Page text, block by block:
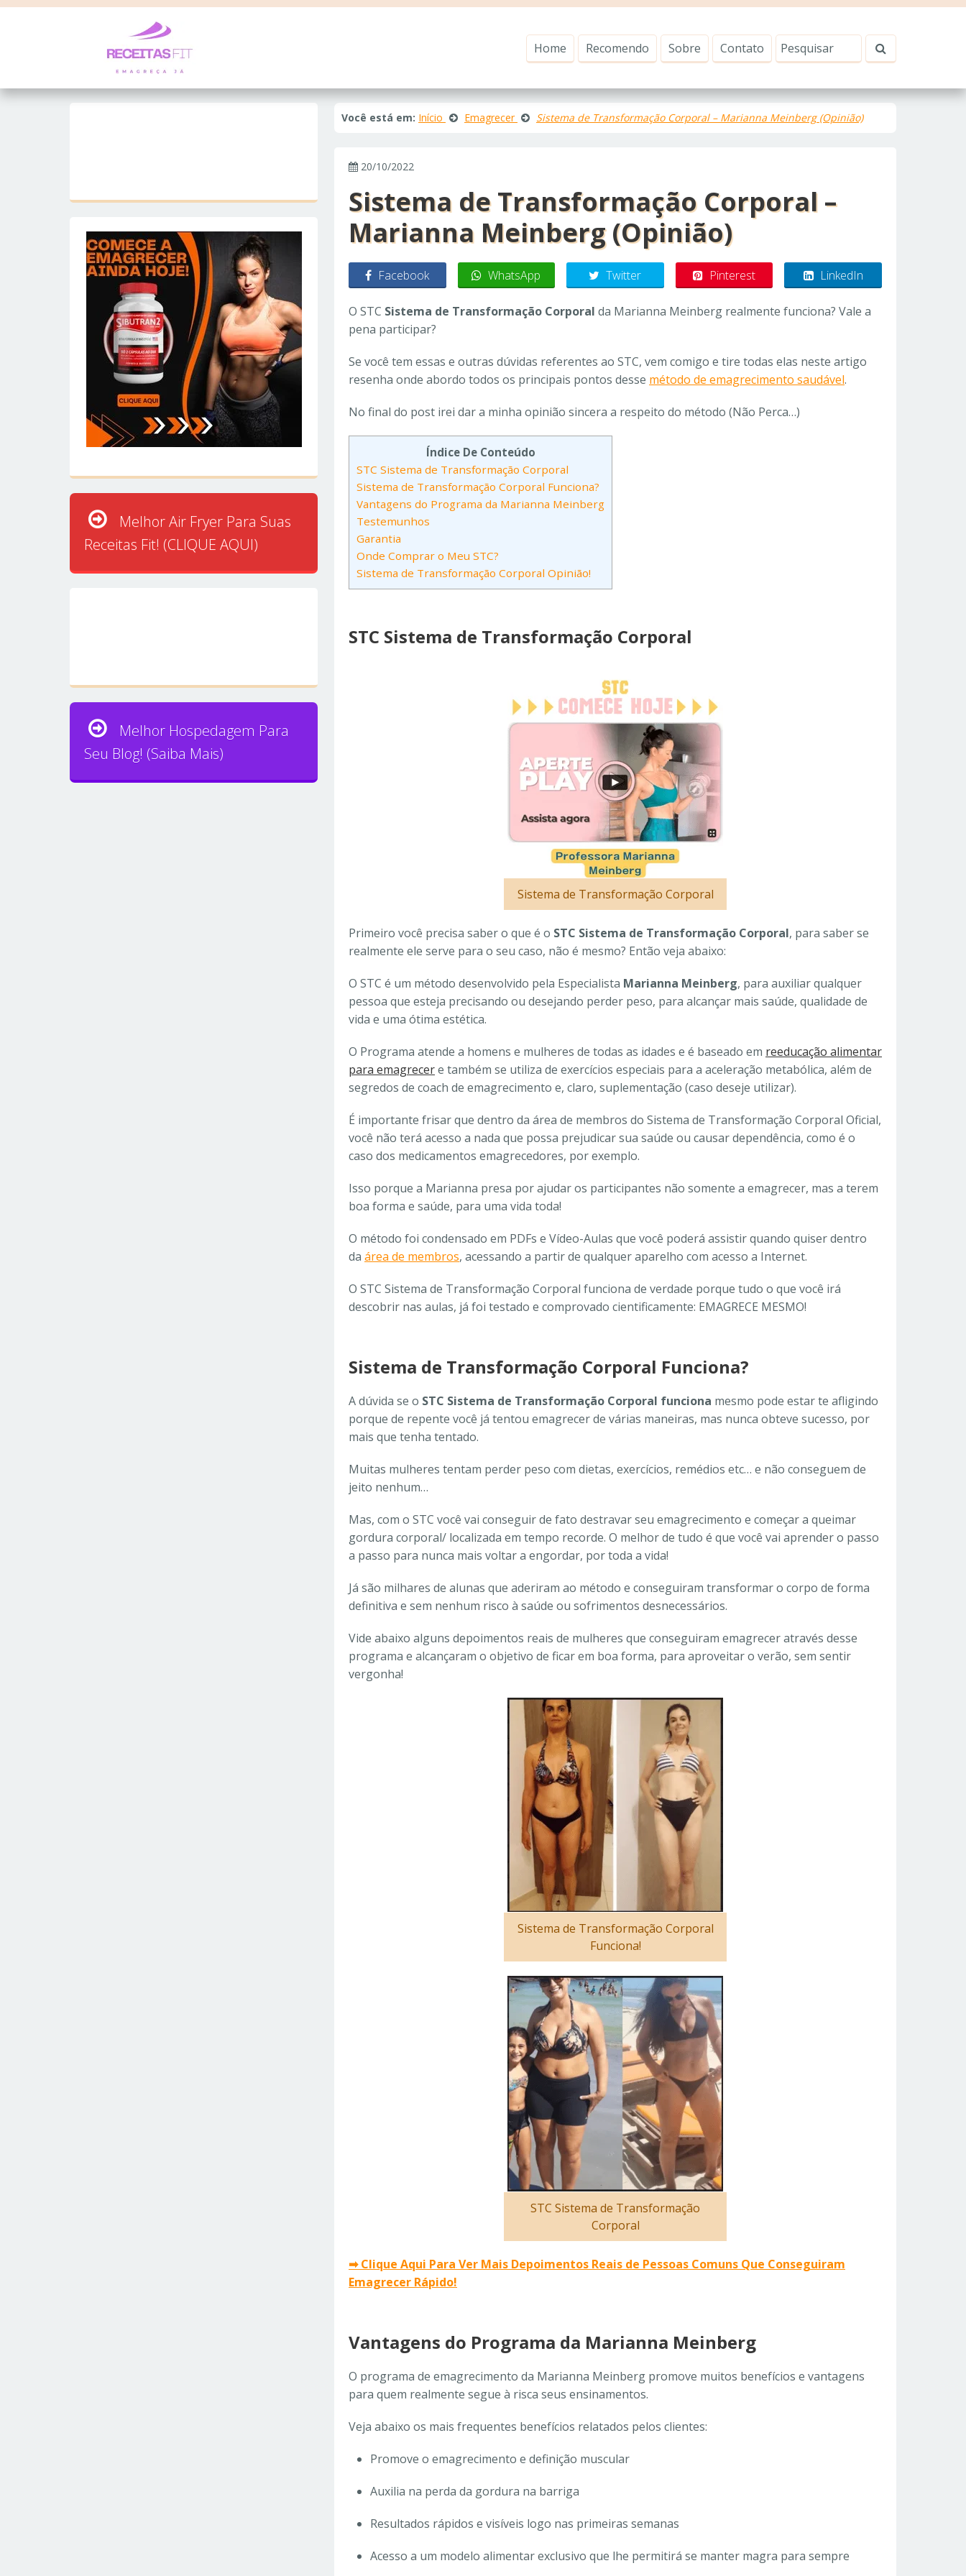
Home Recomendo Sobre Contato
Você está em: Início Emagrecer Sistema de Transformação Corporal – Marianna Meinberg (Opinião)
20/10/2022
Sistema de Transformação Corporal –
Marianna Meinberg (Opinião)
Facebook WhatsApp Twitter Pinterest LinkedIn
O STC Sistema de Transformação Corporal da Marianna Meinberg realmente funciona? Vale a
pena participar?
Se você tem essas e outras dúvidas referentes ao STC, vem comigo e tire todas elas neste artigo
resenha onde abordo todos os principais pontos desse método de emagrecimento saudável.
No final do post irei dar a minha opinião sincera a respeito do método (Não Perca…)
Índice De Conteúdo
STC Sistema de Transformação Corporal
Sistema de Transformação Corporal Funciona?
Vantagens do Programa da Marianna Meinberg
Testemunhos
Garantia
Onde Comprar o Meu STC?
Sistema de Transformação Corporal Opinião!
STC Sistema de Transformação Corporal
Sistema de Transformação Corporal
Primeiro você precisa saber o que é o STC Sistema de Transformação Corporal, para saber se
realmente ele serve para o seu caso, não é mesmo? Então veja abaixo:
O STC é um método desenvolvido pela Especialista Marianna Meinberg, para auxiliar qualquer
pessoa que esteja precisando ou desejando perder peso, para alcançar mais saúde, qualidade de
vida e uma ótima estética.
O Programa atende a homens e mulheres de todas as idades e é baseado em reeducação alimentar
para emagrecere também se utiliza de exercícios especiais para a aceleração metabólica, além de
segredos de coach de emagrecimento e, claro, suplementação (caso deseje utilizar).
É importante frisar que dentro da área de membros do Sistema de Transformação Corporal Oficial,
você não terá acesso a nada que possa prejudicar sua saúde ou causar dependência, como é o
caso dos medicamentos emagrecedores, por exemplo.
Isso porque a Marianna presa por ajudar os participantes não somente a emagrecer, mas a terem
boa forma e saúde, para uma vida toda!
O método foi condensado em PDFs e Vídeo-Aulas que você poderá assistir quando quiser dentro
da área de membros, acessando a partir de qualquer aparelho com acesso a Internet.
O STC Sistema de Transformação Corporal funciona de verdade porque tudo o que você irá
descobrir nas aulas, já foi testado e comprovado cientificamente: EMAGRECE MESMO!
Sistema de Transformação Corporal Funciona?
A dúvida se o STC Sistema de Transformação Corporal funciona mesmo pode estar te afligindo
porque de repente você já tentou emagrecer de várias maneiras, mas nunca obteve sucesso, por
mais que tenha tentado.
Muitas mulheres tentam perder peso com dietas, exercícios, remédios etc… e não conseguem de
jeito nenhum…
Mas, com o STC você vai conseguir de fato destravar seu emagrecimento e começar a queimar
gordura corporal/ localizada em tempo recorde. O melhor de tudo é que você vai aprender o passo
a passo para nunca mais voltar a engordar, por toda a vida!
Já são milhares de alunas que aderiram ao método e conseguiram transformar o corpo de forma
definitiva e sem nenhum risco à saúde ou sofrimentos desnecessários.
Vide abaixo alguns depoimentos reais de mulheres que conseguiram emagrecer através desse
programa e alcançaram o objetivo de ficar em boa forma, para aproveitar o verão, sem sentir
vergonha!
Sistema de Transformação Corporal
Funciona!
STC Sistema de Transformação
Corporal
➡ Clique Aqui Para Ver Mais Depoimentos Reais de Pessoas Comuns Que Conseguiram
Emagrecer Rápido!
Vantagens do Programa da Marianna Meinberg
O programa de emagrecimento da Marianna Meinberg promove muitos benefícios e vantagens
para quem realmente segue à risca seus ensinamentos.
Veja abaixo os mais frequentes benefícios relatados pelos clientes:
Promove o emagrecimento e definição muscular
Auxilia na perda da gordura na barriga
Resultados rápidos e visíveis logo nas primeiras semanas
Acesso a um modelo alimentar exclusivo que lhe permitirá se manter magra para sempre
Melhor Air Fryer Para Suas
Receitas Fit! (CLIQUE AQUI)
Melhor Hospedagem Para
Seu Blog! (Saiba Mais)